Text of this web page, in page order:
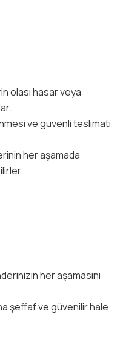
olası hasar veya
ve güvenli teslimatı
her aşamada
her aşamasını
şeffaf ve güvenilir hale